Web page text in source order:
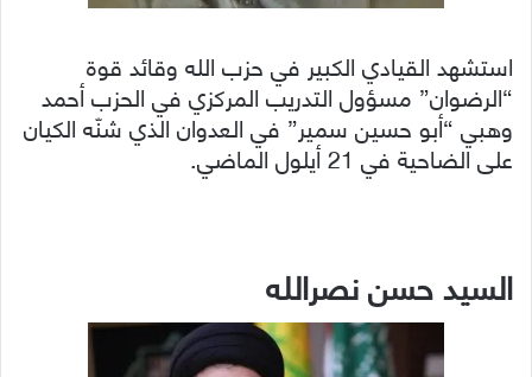
استشهد القيادي الكبير في حزب الله وقائد قوة
“الرضوان” مسؤول التدريب المركزي في الحزب أحمد
وهبي “أبو حسين سمير” في العدوان الذي شنّه الكيان
على الضاحية في 21 أيلول الماضي.
السيد حسن نصرالله